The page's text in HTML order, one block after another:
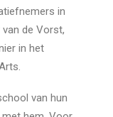
in
de Vorst,
in het
van hun